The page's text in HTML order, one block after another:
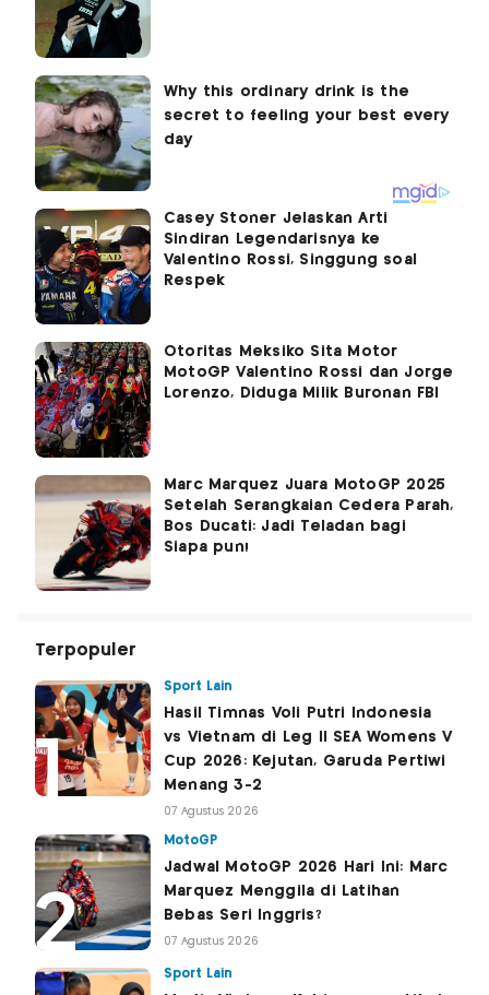
Casey Stoner Jelaskan Arti
Sindiran Legendarisnya ke
Valentino Rossi, Singgung soal
Respek
Otoritas Meksiko Sita Motor
MotoGP Valentino Rossi dan Jorge
Lorenzo, Diduga Milik Buronan FBI
Marc Marquez Juara MotoGP 2025
Setelah Serangkaian Cedera Parah,
Bos Ducati: Jadi Teladan bagi
Siapa pun!
Terpopuler
Sport Lain
Hasil Timnas Voli Putri Indonesia
vs Vietnam di Leg II SEA Womens V
Cup 2026: Kejutan, Garuda Pertiwi
Menang 3-2
07 Agustus 2026
MotoGP
Jadwal MotoGP 2026 Hari Ini: Marc
Marquez Menggila di Latihan
Bebas Seri Inggris?
07 Agustus 2026
Sport Lain